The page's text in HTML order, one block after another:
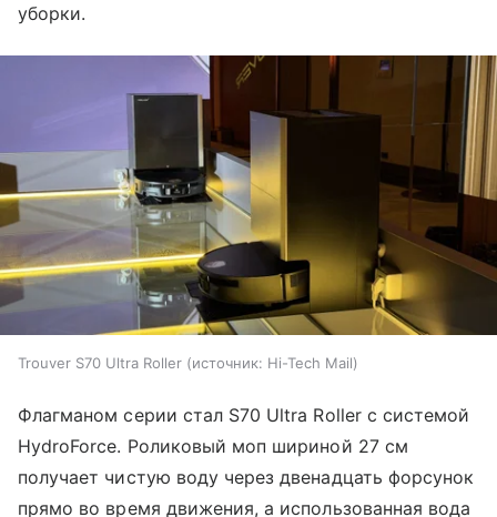
уборки.
Trouver S70 Ultra Roller источник: Hi-Tech Mail
Флагманом серии стал S70 Ultra Roller с системой
HydroForce. Роликовый моп шириной 27 см
получает чистую воду через двенадцать форсунок
прямо во время движения, а использованная вода